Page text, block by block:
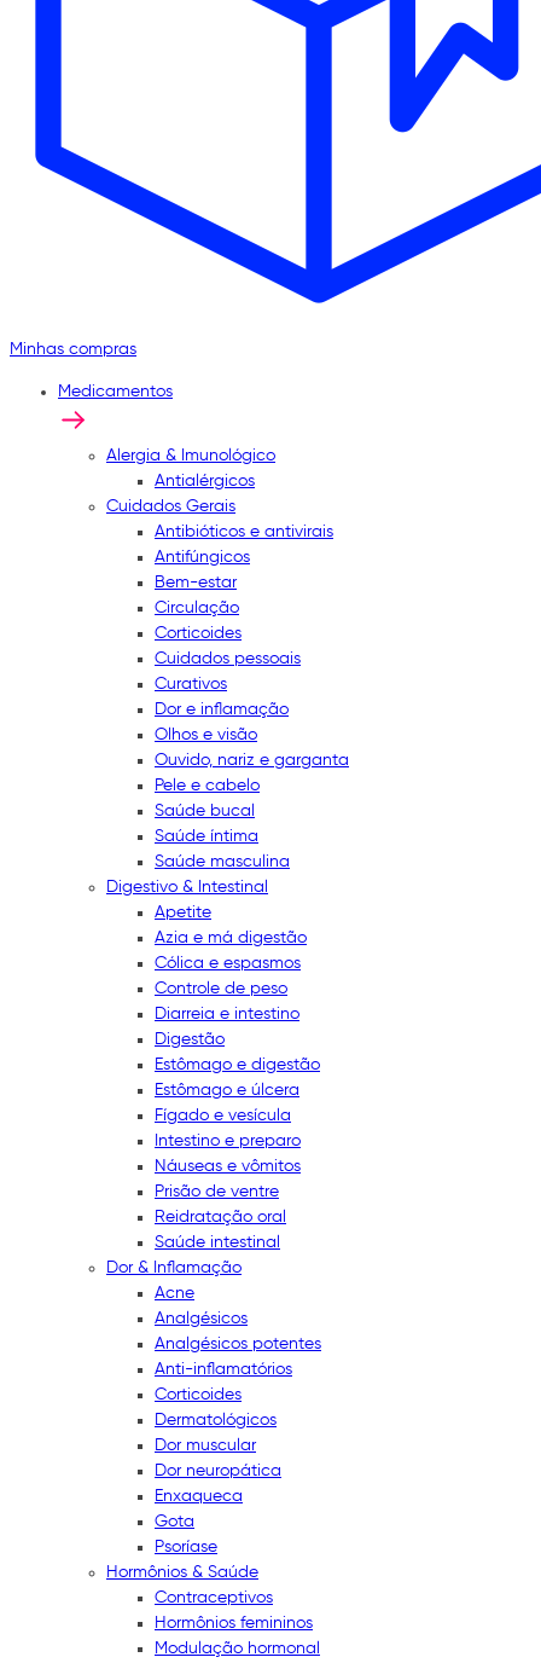
Minhas compras
Medicamentos
Alergia & Imunológico
Antialérgicos
Cuidados Gerais
Antibióticos e antivirais
Antifúngicos
Bem-estar
Circulação
Corticoides
Cuidados pessoais
Curativos
Dor e inflamação
Olhos e visão
Ouvido, nariz e garganta
Pele e cabelo
Saúde bucal
Saúde íntima
Saúde masculina
Digestivo & Intestinal
Apetite
Azia e má digestão
Cólica e espasmos
Controle de peso
Diarreia e intestino
Digestão
Estômago e digestão
Estômago e úlcera
Fígado e vesícula
Intestino e preparo
Náuseas e vômitos
Prisão de ventre
Reidratação oral
Saúde intestinal
Dor & Inflamação
Acne
Analgésicos
Analgésicos potentes
Anti-inflamatórios
Corticoides
Dermatológicos
Dor muscular
Dor neuropática
Enxaqueca
Gota
Psoríase
Hormônios & Saúde
Contraceptivos
Hormônios femininos
Modulação hormonal